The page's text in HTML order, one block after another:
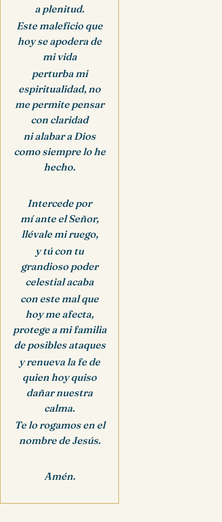
a plenitud.
Este maleficio que
hoy se apodera de
mi vida
perturba mi
espiritualidad, no
me permite pensar
con claridad
ni alabar a Dios
como siempre lo he
hecho.
Intercede por
mí ante el Señor,
llévale mi ruego,
y tú con tu
grandioso poder
celestial acaba
con este mal que
hoy me afecta,
protege a mi familia
de posibles ataques
y renueva la fe de
quien hoy quiso
dañar nuestra
calma.
Te lo rogamos en el
nombre de Jesús.
Amén.